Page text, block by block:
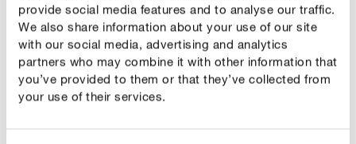
provide social media features and to analyse our traffic.
We also share information about your use of our site
with our social media, advertising and analytics
partners who may combine it with other information that
you’ve provided to them or that they’ve collected from
your use of their services.
Hoe vaak moet je gewone dophei water geven?
Gewone dophei heeftheel veel water nodig en houdt
van een gelijkmatig vochtige bodem. Het is belangrijk
dat de wortelkluit nooit volledig uitdroogt. Tijdens de
lente- en zomermaanden (de actieve groeiperiode) raden